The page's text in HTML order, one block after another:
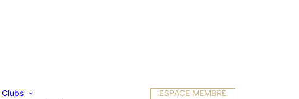
Clubs
ESPACE MEMBRE